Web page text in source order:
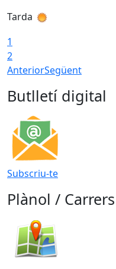
Tarda
1
2
AnteriorSegüent
Butlletí digital
Subscriu-te
Plànol / Carrers